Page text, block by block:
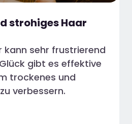
strohiges Haar
kann sehr frustrierend
gibt es effektive
trockenes und
verbessern.